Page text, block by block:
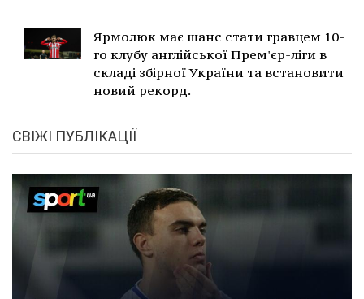
Ярмолюк має шанс стати гравцем 10-
го клубу англійської Прем'єр-ліги в
складі збірної України та встановити
новий рекорд.
СВІЖІ ПУБЛІКАЦІЇ